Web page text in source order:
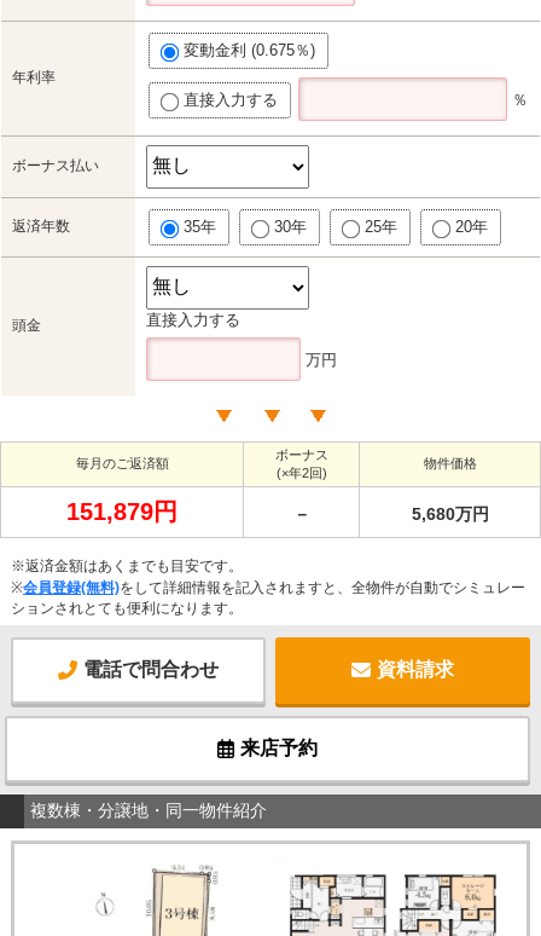
年利率
変動金利 (0.675％)
直接入力する ％
ボーナス払い
返済年数 35年 30年 25年 20年
頭金 直接入力する
万円
毎月のご返済額
ボーナス
(×年2回)
物件価格
151,879円 － 5,680万円
※返済金額はあくまでも目安です。
※会員登録(無料)をして詳細情報を記入されますと、全物件が自動でシミュレー
ションされとても便利になります。
電話で問合わせ 資料請求
来店予約
複数棟・分譲地・同一物件紹介